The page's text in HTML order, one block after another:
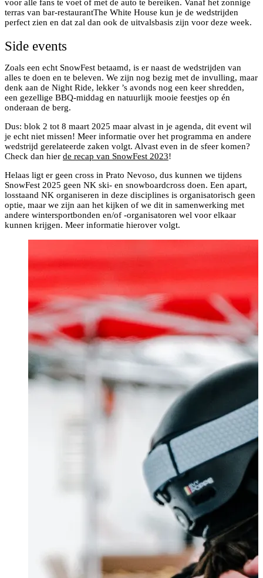
voor alle fans te voet of met de auto te bereiken. Vanaf het zonnige
terras van bar-restaurantThe White House kun je de wedstrijden
perfect zien en dat zal dan ook de uitvalsbasis zijn voor deze week.
Side events
Zoals een echt SnowFest betaamd, is er naast de wedstrijden van
alles te doen en te beleven. We zijn nog bezig met de invulling, maar
denk aan de Night Ride, lekker ’s avonds nog een keer shredden,
een gezellige BBQ-middag en natuurlijk mooie feestjes op én
onderaan de berg.
Dus: blok 2 tot 8 maart 2025 maar alvast in je agenda, dit event wil
je echt niet missen! Meer informatie over het programma en andere
wedstrijd gerelateerde zaken volgt. Alvast even in de sfeer komen?
Check dan hier de recap van SnowFest 2023!
Helaas ligt er geen cross in Prato Nevoso, dus kunnen we tijdens
SnowFest 2025 geen NK ski- en snowboardcross doen. Een apart,
losstaand NK organiseren in deze disciplines is organisatorisch geen
optie, maar we zijn aan het kijken of we dit in samenwerking met
andere wintersportbonden en/of -organisatoren wel voor elkaar
kunnen krijgen. Meer informatie hierover volgt.